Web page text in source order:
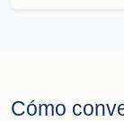
Cómo